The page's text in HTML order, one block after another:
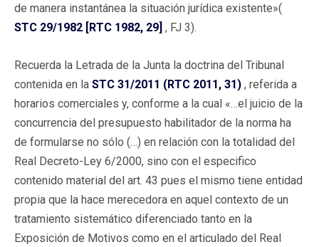
de manera instantánea la situación jurídica existente»(
STC 29/1982 [RTC 1982, 29] , FJ 3).
Recuerda la Letrada de la Junta la doctrina del Tribunal
contenida en la STC 31/2011 (RTC 2011, 31) , referida a
horarios comerciales y, conforme a la cual «…el juicio de la
concurrencia del presupuesto habilitador de la norma ha
de formularse no sólo (…) en relación con la totalidad del
Real Decreto-Ley 6/2000, sino con el especifico
contenido material del art. 43 pues el mismo tiene entidad
propia que la hace merecedora en aquel contexto de un
tratamiento sistemático diferenciado tanto en la
Exposición de Motivos como en el articulado del Real